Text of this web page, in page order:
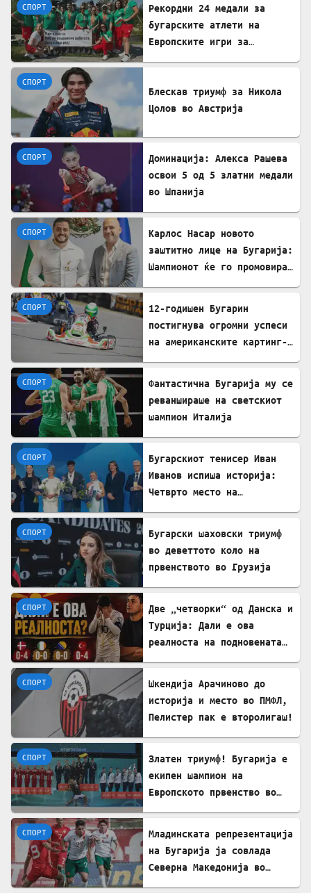
СПОРТ
Рекордни 24 медали за
бугарските атлети на
Европските игри за
СПОРТ
Блескав триумф за Никола
Цолов во Австрија
СПОРТ
Доминација: Алекса Рашева
освои 5 од 5 златни медали
во Шпанија
СПОРТ
Карлос Насар новото
заштитно лице на Бугарија:
Шампионот ќе го промовира
СПОРТ
12-годишен Бугарин
постигнува огромни успеси
на американските картинг-
СПОРТ
Фантастична Бугарија му се
реваншираше на светскиот
шампион Италија
СПОРТ
Бугарскиот тенисер Иван
Иванов испиша историја:
Четврто место на
СПОРТ
Бугарски шаховски триумф
во деветтото коло на
првенството во Грузија
СПОРТ
Две „четворки“ од Данска и
Турција: Дали е ова
реалноста на подновената
СПОРТ
Шкендија Арачиново до
историја и место во ПМФЛ,
Пелистер пак e второлигаш!
СПОРТ
Златен триумф! Бугарија е
екипен шампион на
Европското првенство во
СПОРТ
Младинската репрезентација
на Бугарија ја совлада
Северна Македонија во